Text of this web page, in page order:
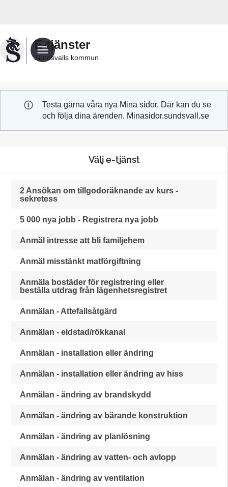
Sundsvalls
kommuns
e-
E-tjänster
Sundsvalls kommun
Testa gärna våra nya Mina sidor. Där kan du se
och följa dina ärenden. Minasidor.sundsvall.se
Välj e-tjänst
2 Ansökan om tillgodoräknande av kurs -
sekretess
5 000 nya jobb - Registrera nya jobb
Anmäl intresse att bli familjehem
Anmäl misstänkt matförgiftning
Anmäla bostäder för registrering eller
beställa utdrag från lägenhetsregistret
Anmälan - Attefallsåtgärd
Anmälan - eldstad/rökkanal
Anmälan - installation eller ändring
Anmälan - installation eller ändring av hiss
Anmälan - ändring av brandskydd
Anmälan - ändring av bärande konstruktion
Anmälan - ändring av planlösning
Anmälan - ändring av vatten- och avlopp
Anmälan - ändring av ventilation